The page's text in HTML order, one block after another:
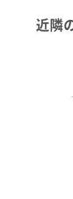
近隣